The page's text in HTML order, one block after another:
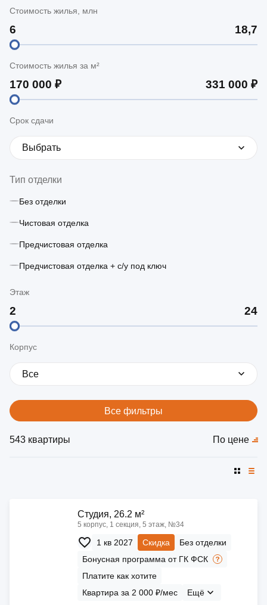
Стоимость жилья, млн
Стоимость жилья за м²
Срок сдачи
Выбрать
Тип отделки
Без отделки
Чистовая отделка
Предчистовая отделка
Предчистовая отделка + с/у под ключ
Этаж
Корпус
Все
Все фильтры
543 квартиры По цене
Cтудия, 26.2 м²
5 корпус, 1 секция, 5 этаж, №34
1 кв 2027 Скидка
Без отделки
Бонусная программа от ГК ФСК
Платите как хотите
Квартира за 2 000 ₽/мес
Ещё